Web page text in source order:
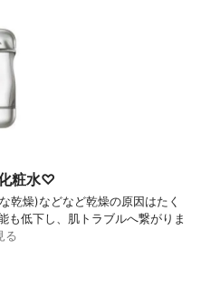
粧水♡
燥)などなど乾燥の原因はたく
も低下し、肌トラブルへ繋がりま
る